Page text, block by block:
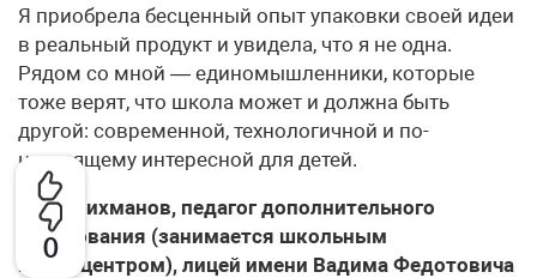
0
Я приобрела бесценный опыт упаковки своей идеи
в реальный продукт и увидела, что я не одна.
Рядом со мной — единомышленники, которые
тоже верят, что школа может и должна быть
другой: современной, технологичной и по-
настоящему интересной для детей.
Иван Лихманов, педагог дополнительного
образования (занимается школьным
медиацентром), лицей имени Вадима Федотовича